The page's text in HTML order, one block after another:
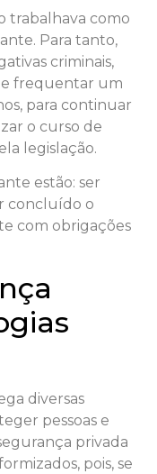
trabalhava como
Para tanto,
criminais,
e frequentar um
para continuar
o curso de
legislação.
estão: ser
concluído o
com obrigações
diversas
pessoas e
privada
pois, se